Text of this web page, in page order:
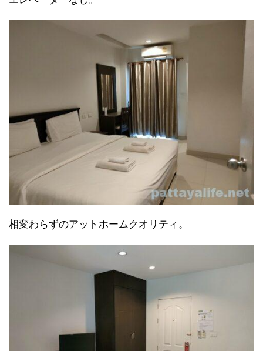
相変わらずのアットホームクオリティ。